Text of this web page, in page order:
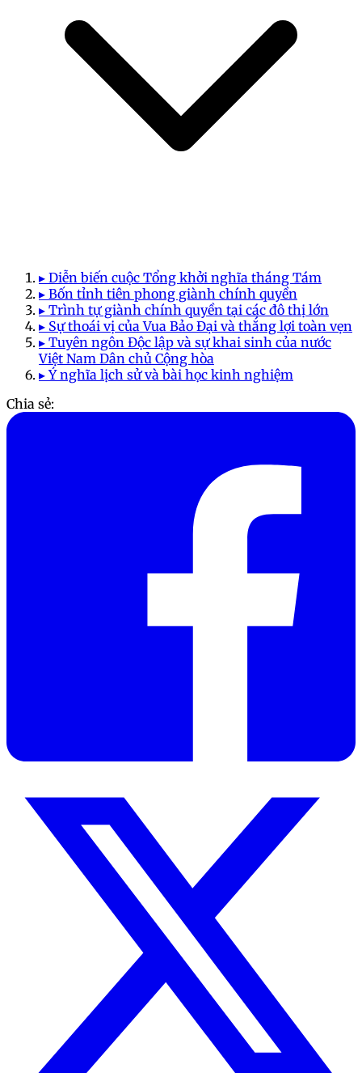
▸ Diễn biến cuộc Tổng khởi nghĩa tháng Tám
▸ Bốn tỉnh tiên phong giành chính quyền
▸ Trình tự giành chính quyền tại các đô thị lớn
▸ Sự thoái vị của Vua Bảo Đại và thắng lợi toàn vẹn
▸ Tuyên ngôn Độc lập và sự khai sinh của nước
Việt Nam Dân chủ Cộng hòa
▸ Ý nghĩa lịch sử và bài học kinh nghiệm
Chia sẻ: